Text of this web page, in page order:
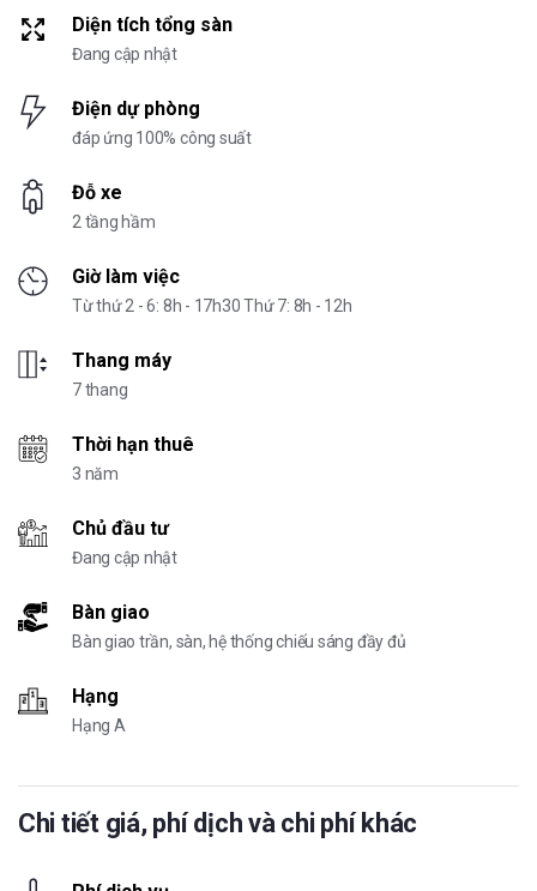
Diện tích tổng sàn
Đang cập nhật
Điện dự phòng
đáp ứng 100% công suất
Đỗ xe
2 tầng hầm
Giờ làm việc
Từ thứ 2 - 6: 8h - 17h30 Thứ 7: 8h - 12h
Thang máy
7 thang
Thời hạn thuê
3 năm
Chủ đầu tư
Đang cập nhật
Bàn giao
Bàn giao trần, sàn, hệ thống chiếu sáng đầy đủ
Hạng
Hạng A
Chi tiết giá, phí dịch và chi phí khác